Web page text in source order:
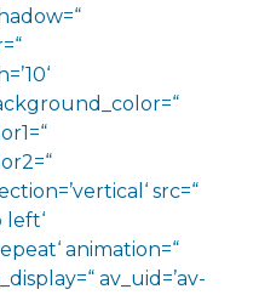
src=“
animation=“
av_uid=’av-